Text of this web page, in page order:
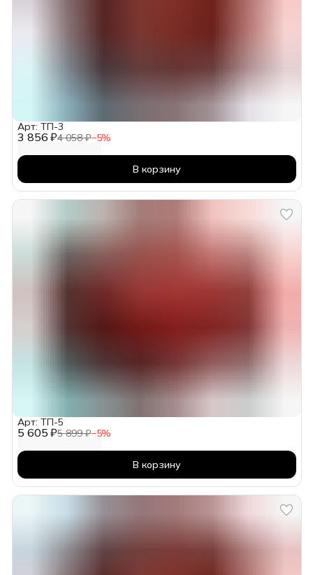
3 856 ₽4 058 ₽−5%
Арт: ТП-3
В корзину
5 605 ₽5 899 ₽−5%
Арт: ТП-5
В корзину